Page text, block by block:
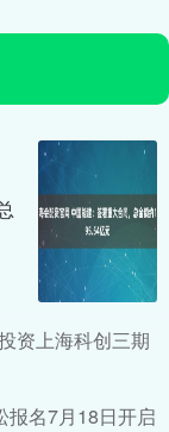
资上海科创三期
报名7月18日开启